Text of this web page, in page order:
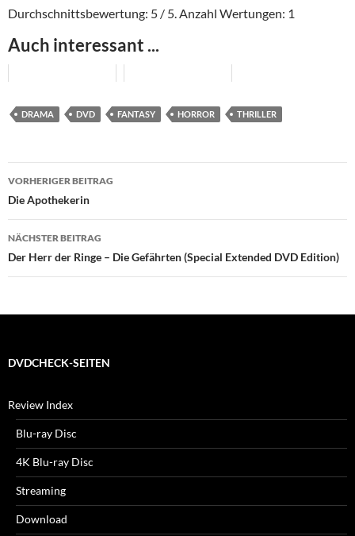
Durchschnittsbewertung: 5 / 5. Anzahl Wertungen: 1
Auch interessant ...
DRAMA DVD FANTASY HORROR THRILLER
Beitragsnavigation
VORHERIGER BEITRAG
Die Apothekerin
NÄCHSTER BEITRAG
Der Herr der Ringe – Die Gefährten (Special Extended DVD Edition)
DVDCHECK-SEITEN
Review Index
Blu-ray Disc
4K Blu-ray Disc
Streaming
Download